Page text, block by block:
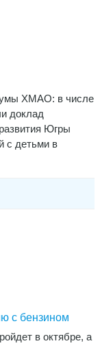
ХМАО: в числе
доклад
Югры
с детьми в
с бензином
в октябре, а